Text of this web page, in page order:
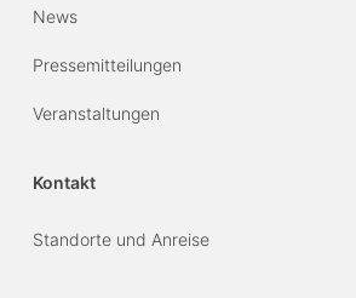
News
Pressemitteilungen
Veranstaltungen
Kontakt
Standorte und Anreise